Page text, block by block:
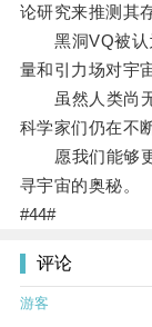
论研究来推测其
黑洞VQ被认
量和引力场对宇
虽然人类尚无
科学家们仍在不
愿我们能够更
寻宇宙的奥秘。
#44#
评论
游客